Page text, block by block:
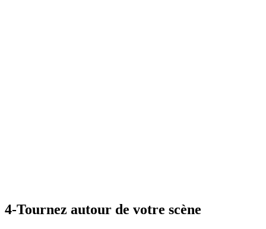
4-Tournez autour de votre scène